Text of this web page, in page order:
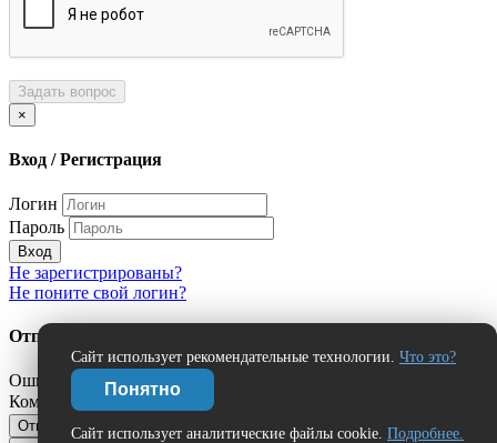
Сайт использует рекомендательные технологии. Что это?
Понятно
Сайт использует аналитические файлы cookie. Подробнее.
Задать вопрос
×
Вход / Регистрация
Логин
Пароль
Вход
Не зарегистрированы?
Не поните свой логин?
Отправить сообщение об ошибке?
Ошибка:
Комментарий (дополнительно)
Отправить